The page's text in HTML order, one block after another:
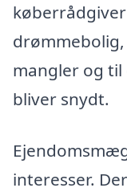
mangler og
bliver snydt.
interesser.